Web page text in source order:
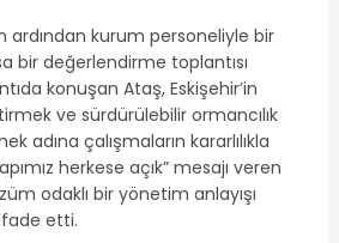
ardından kurum personeliyle bir
bir değerlendirme toplantısı
konuşan Ataş, Eskişehir’in
ve sürdürülebilir ormancılık
adına çalışmaların kararlılıkla
herkese açık” mesajı veren
odaklı bir yönetim anlayışı
etti.